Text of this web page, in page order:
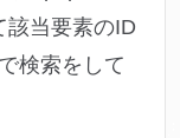
該当要素のID
検索をして